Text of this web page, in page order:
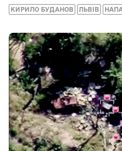
КИРИЛО БУДАНОВ ЛЬВІВ